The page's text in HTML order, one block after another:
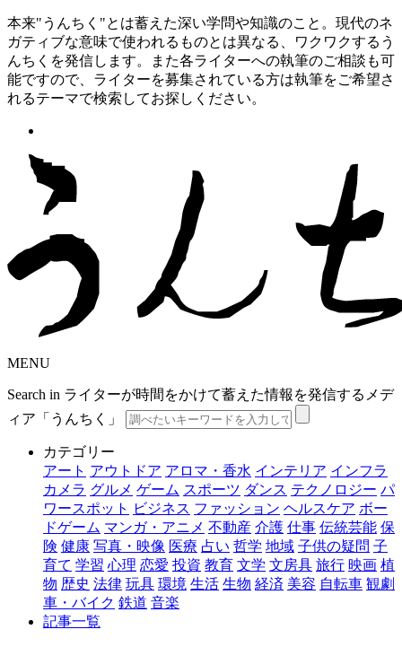
本来"うんちく"とは蓄えた深い学問や知識のこと。現代のネ
ガティブな意味で使われるものとは異なる、ワクワクするう
んちくを発信します。また各ライターへの執筆のご相談も可
能ですので、ライターを募集されている方は執筆をご希望さ
れるテーマで検索してお探しください。
MENU
Search in ライターが時間をかけて蓄えた情報を発信するメデ
ィア「うんちく」
カテゴリー
アート アウトドア アロマ・香水 インテリア インフラ
カメラ グルメ ゲーム スポーツ ダンス テクノロジー パ
ワースポット
ビジネス ファッション ヘルスケア ボー
ドゲーム マンガ・アニメ 不動産 介護 仕事 伝統芸能 保
険 健康 写真・映像 医療 占い 哲学 地域 子供の疑問 子
育て 学習 心理 恋愛 投資 教育 文学 文房具 旅行 映画 植
物 歴史 法律 玩具 環境 生活 生物 経済 美容 自転車 観劇
車・バイク 鉄道 音楽
記事一覧